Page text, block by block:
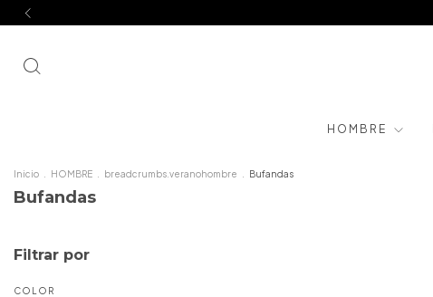
HOMBRE
Inicio HOMBRE breadcrumbs.veranohombre Bufandas
Bufandas
Filtrar por
COLOR